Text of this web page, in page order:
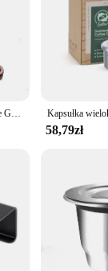
Adapter do kawy ICafilas Dolce Gusto Adapter do kapsułek wielokrotnego użytku z akcesoriami do ekspresu do kawy Genio S Piccolo
58,79zł